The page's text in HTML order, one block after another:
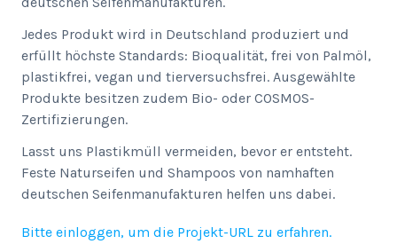
Jedes Produkt wird in Deutschland produziert und
erfüllt höchste Standards: Bioqualität, frei von Palmöl,
plastikfrei, vegan und tierversuchsfrei. Ausgewählte
Produkte besitzen zudem Bio- oder COSMOS-
Zertifizierungen.
Lasst uns Plastikmüll vermeiden, bevor er entsteht.
Feste Naturseifen und Shampoos von namhaften
deutschen Seifenmanufakturen helfen uns dabei.
Bitte einloggen, um die Projekt-URL zu erfahren.